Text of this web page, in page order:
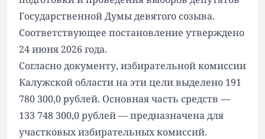
Государственной Думы девятого созыва.
Соответствующее постановление утверждено
24 июня 2026 года.
Согласно документу, избирательной комиссии
Калужской области на эти цели выделено 191
780 300,0 рублей. Основная часть средств —
133 748 300,0 рублей — предназначена для
участковых избирательных комиссий.